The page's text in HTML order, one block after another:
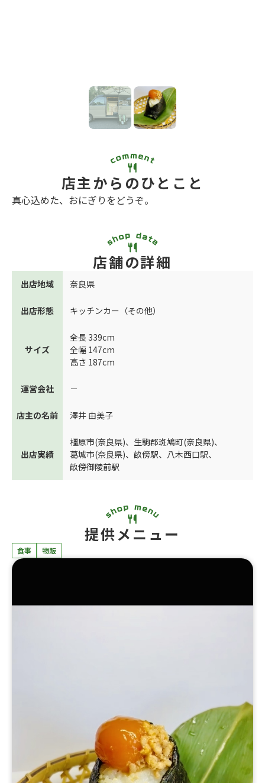
店主からのひとこと
真心込めた、おにぎりをどうぞ。
店舗の詳細
出店地域 奈良県
出店形態 キッチンカー（その他）
サイズ
全長 339cm
全幅 147cm
高さ 187cm
運営会社 －
店主の名前 澤井 由美子
出店実績
橿原市(奈良県)、 生駒郡斑鳩町(奈良県)、
葛城市(奈良県)、 畝傍駅、 八木西口駅、
畝傍御陵前駅
提供メニュー
食事 物販